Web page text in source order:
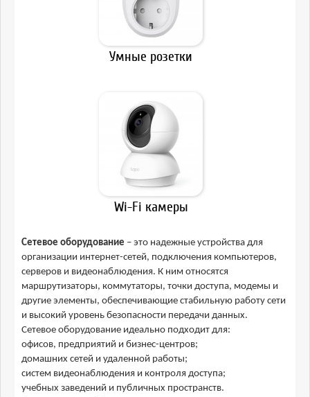
Умные розетки
Wi-Fi камеры
Сетевое оборудование – это надежные устройства для
организации интернет-сетей, подключения компьютеров,
серверов и видеонаблюдения. К ним относятся
маршрутизаторы, коммутаторы, точки доступа, модемы и
другие элементы, обеспечивающие стабильную работу сети
и высокий уровень безопасности передачи данных.
Сетевое оборудование идеально подходит для:
офисов, предприятий и бизнес-центров;
домашних сетей и удаленной работы;
систем видеонаблюдения и контроля доступа;
учебных заведений и публичных пространств.